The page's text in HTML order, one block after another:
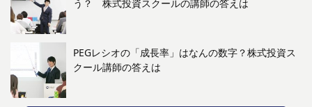
う？ 株式投資スクールの講師の答えは
PEGレシオの「成長率」はなんの数字？株式投資ス
クール講師の答えは